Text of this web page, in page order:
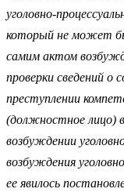
уголовно-
который не может
самим актом
проверки сведений о
преступлении
(должностное лицо)
возбуждении
возбуждения
ее явилось